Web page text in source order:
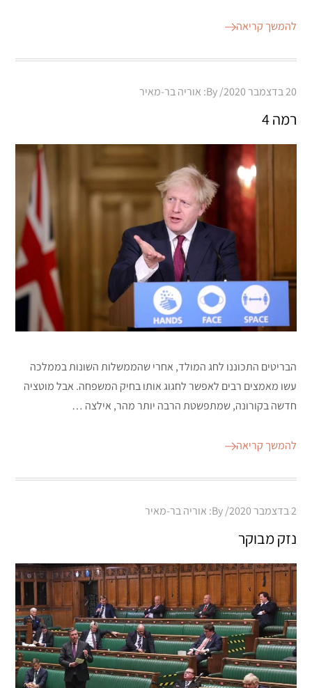
להמשך קריאה
Posted
20 בדצמבר 2020 By: אוריה בר-מאיר
רמה 4
הבריטים התכוננו לחג המולד, אחרי שהממשלות השונות בממלכה
עשו מאמצים רבים לאפשר לחגוג אותו בחיק המשפחה. אבל מוטציה
חדשה בקורונה, שמתפשטת הרבה יותר מהר, אילצה …
להמשך קריאה
Posted
2 בדצמבר 2020 By: אוריה בר-מאיר
נזק מבוקר